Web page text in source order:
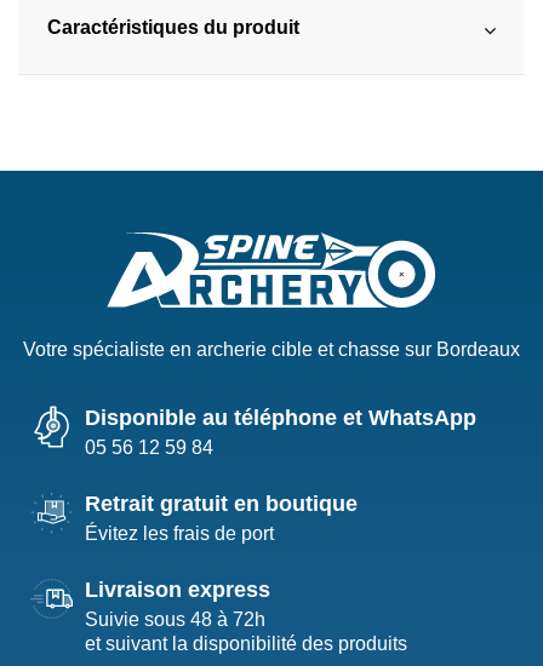
Caractéristiques du produit
Votre spécialiste en archerie cible et chasse sur Bordeaux
Disponible au téléphone et WhatsApp
05 56 12 59 84
Retrait gratuit en boutique
Évitez les frais de port
Livraison express
Suivie sous 48 à 72h
et suivant la disponibilité des produits